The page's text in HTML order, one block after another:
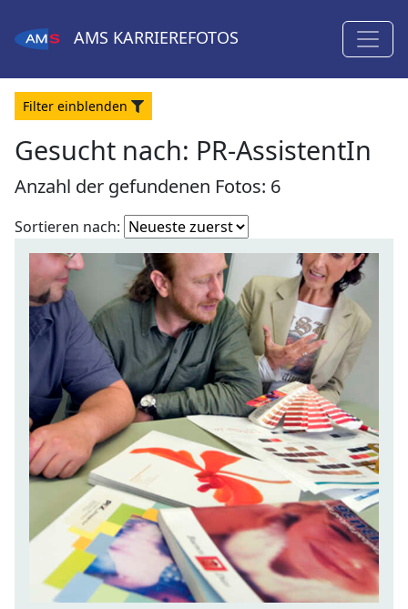
AMS KARRIEREFOTOS
Filter einblenden
Gesucht nach: PR-AssistentIn
Anzahl der gefundenen Fotos: 6
Sortieren nach: